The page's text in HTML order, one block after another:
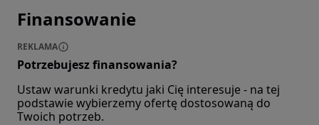
Finansowanie
REKLAMA
Potrzebujesz finansowania?
Ustaw warunki kredytu jaki Cię interesuje - na tej
podstawie wybierzemy ofertę dostosowaną do
Twoich potrzeb.